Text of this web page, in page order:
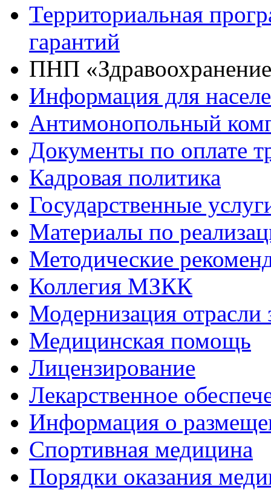
Территориальная
гарантий
ПНП
Информация для
Антимонопольный
Документы по оплате
Кадровая политика
Государственные
Материалы по
Методические
Коллегия МЗКК
Модернизация отрасли
Медицинская помощь
Лицензирование
Лекарственное
Информация о
Спортивная медицина
Порядки оказания